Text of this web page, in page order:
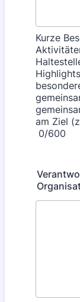
Kurze
am Ziel
0/600